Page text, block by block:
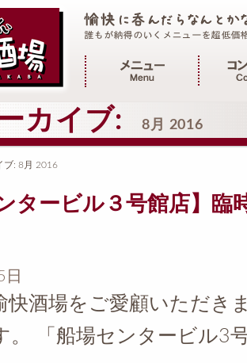
メインメニュー
カイブ: 8月 2016
ブ: 8月 2016
タービル３号館店】臨
快酒場をご愛顧いただき
。 「船場センタービル3